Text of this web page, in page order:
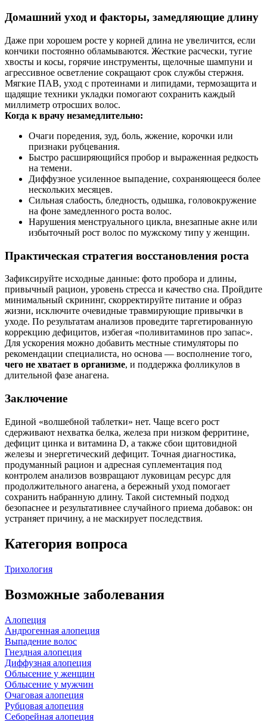
Домашний уход и факторы, замедляющие длину
Даже при хорошем росте у корней длина не увеличится, если
кончики постоянно обламываются. Жесткие расчески, тугие
хвосты и косы, горячие инструменты, щелочные шампуни и
агрессивное осветление сокращают срок службы стержня.
Мягкие ПАВ, уход с протеинами и липидами, термозащита и
щадящие техники укладки помогают сохранить каждый
миллиметр отросших волос.
Когда к врачу незамедлительно:
Очаги поредения, зуд, боль, жжение, корочки или
признаки рубцевания.
Быстро расширяющийся пробор и выраженная редкость
на темени.
Диффузное усиленное выпадение, сохраняющееся более
нескольких месяцев.
Сильная слабость, бледность, одышка, головокружение
на фоне замедленного роста волос.
Нарушения менструального цикла, внезапные акне или
избыточный рост волос по мужскому типу у женщин.
Практическая стратегия восстановления роста
Зафиксируйте исходные данные: фото пробора и длины,
привычный рацион, уровень стресса и качество сна. Пройдите
минимальный скрининг, скорректируйте питание и образ
жизни, исключите очевидные травмирующие привычки в
уходе. По результатам анализов проведите таргетированную
коррекцию дефицитов, избегая «поливитаминов про запас».
Для ускорения можно добавить местные стимуляторы по
рекомендации специалиста, но основа — восполнение того,
чего не хватает в организме, и поддержка фолликулов в
длительной фазе анагена.
Заключение
Единой «волшебной таблетки» нет. Чаще всего рост
сдерживают нехватка белка, железа при низком ферритине,
дефицит цинка и витамина D, а также сбои щитовидной
железы и энергетический дефицит. Точная диагностика,
продуманный рацион и адресная суплементация под
контролем анализов возвращают луковицам ресурс для
продолжительного анагена, а бережный уход помогает
сохранить набранную длину. Такой системный подход
безопаснее и результативнее случайного приема добавок: он
устраняет причину, а не маскирует последствия.
Категория вопроса
Трихология
Возможные заболевания
Алопеция
Андрогенная алопеция
Выпадение волос
Гнездная алопеция
Диффузная алопеция
Облысение у женщин
Облысение у мужчин
Очаговая алопеция
Рубцовая алопеция
Себорейная алопеция